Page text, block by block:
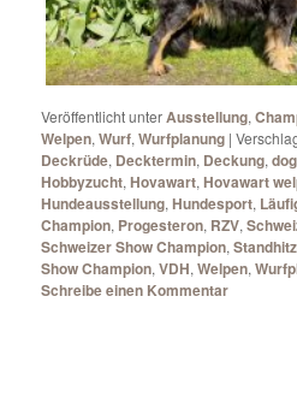
Veröffentlicht unterAusstellung,
Welpen,Wurf,Wurfplanung |
Deckrüde, Decktermin, Deckung,
Hobbyzucht,Hovawart,Hovawart
Hundeausstellung,Hundesport,
Champion, Progesteron, RZV,
Schweizer Show Champion,
Show Champion,VDH,Welpen,
Schreibe einen Kommentar